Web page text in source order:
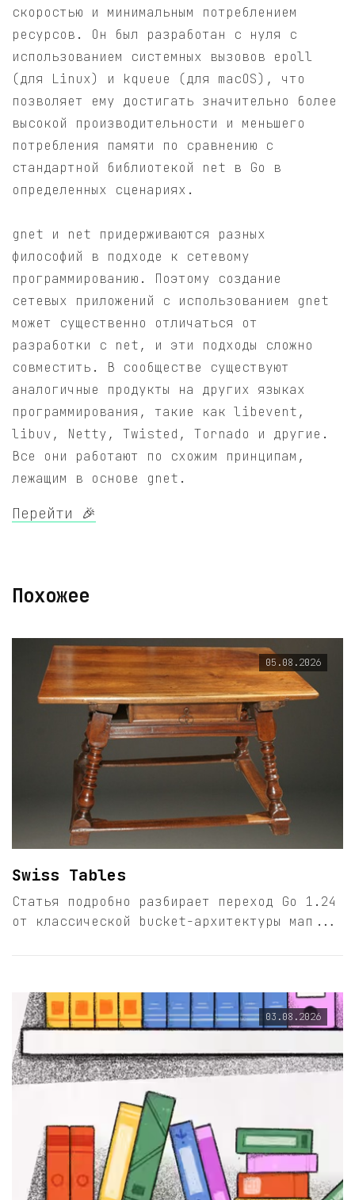
скоростью и минимальным потреблением
ресурсов. Он был разработан с нуля с
использованием системных вызовов epoll
(для Linux) и kqueue (для macOS), что
позволяет ему достигать значительно более
высокой производительности и меньшего
потребления памяти по сравнению с
стандартной библиотекой net в Go в
определенных сценариях.
gnet и net придерживаются разных
философий в подходе к сетевому
программированию. Поэтому создание
сетевых приложений с использованием gnet
может существенно отличаться от
разработки с net, и эти подходы сложно
совместить. В сообществе существуют
аналогичные продукты на других языках
программирования, такие как libevent,
libuv, Netty, Twisted, Tornado и другие.
Все они работают по схожим принципам,
лежащим в основе gnet.
Перейти 🎉
Похожее
05.08.2026
Swiss Tables
Статья подробно разбирает переход Go 1.24
от классической bucket-архитектуры мап...
03.08.2026